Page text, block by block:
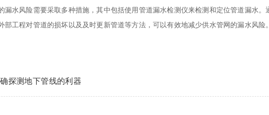
水风险需要采取多种措施，其中包括使用管道漏水检测仪来检测和定位管道漏水。
部工程对管道的损坏以及及时更新管道等方法，可以有效地减少供水管网的漏水风险。
探测地下管线的利器